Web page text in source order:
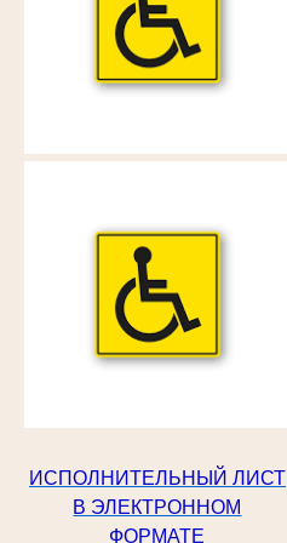
ИСПОЛНИТЕЛЬНЫЙ ЛИСТ
В ЭЛЕКТРОННОМ
ФОРМАТЕ